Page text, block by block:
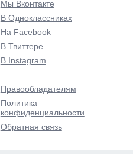
Мы Вконтакте
В Одноклассниках
На Facebook
В Твиттере
В Instagram
Правообладателям
Политика
конфиденциальности
Обратная связь